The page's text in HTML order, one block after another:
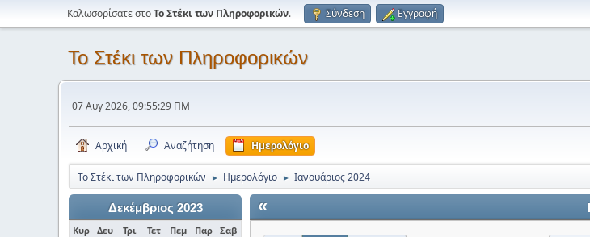
Καλωσορίσατε στοΤο Στέκι των Πληροφορικών. Σύνδεση Εγγραφή
Το Στέκι των Πληροφορικών
07 Αυγ 2026, 09:55:29 ΠΜ
Αρχική Αναζήτηση Ημερολόγιο
Το Στέκι των Πληροφορικών ► Ημερολόγιο ► Ιανουάριος 2024
Δεκέμβριος 2023
Κυρ Δευ Τρι Τετ Πεμ Παρ Σαβ
«